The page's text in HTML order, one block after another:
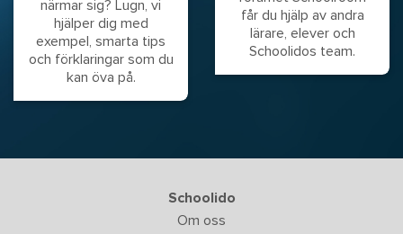
närmar sig? Lugn, vi
hjälper dig med
exempel, smarta tips
och förklaringar som du
kan öva på.
får du hjälp av andra
lärare, elever och
Schoolidos team.
Schoolido
Om oss